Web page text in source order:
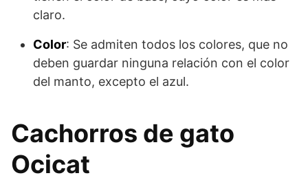
claro.
Color: Se admiten todos los colores, que no
deben guardar ninguna relación con el color
del manto, excepto el azul.
Cachorros de gato
Ocicat